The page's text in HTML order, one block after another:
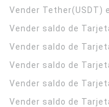
Vender Tether(USDT)
Vender saldo de
Vender saldo de
Vender saldo de
Vender saldo de
Vender saldo de